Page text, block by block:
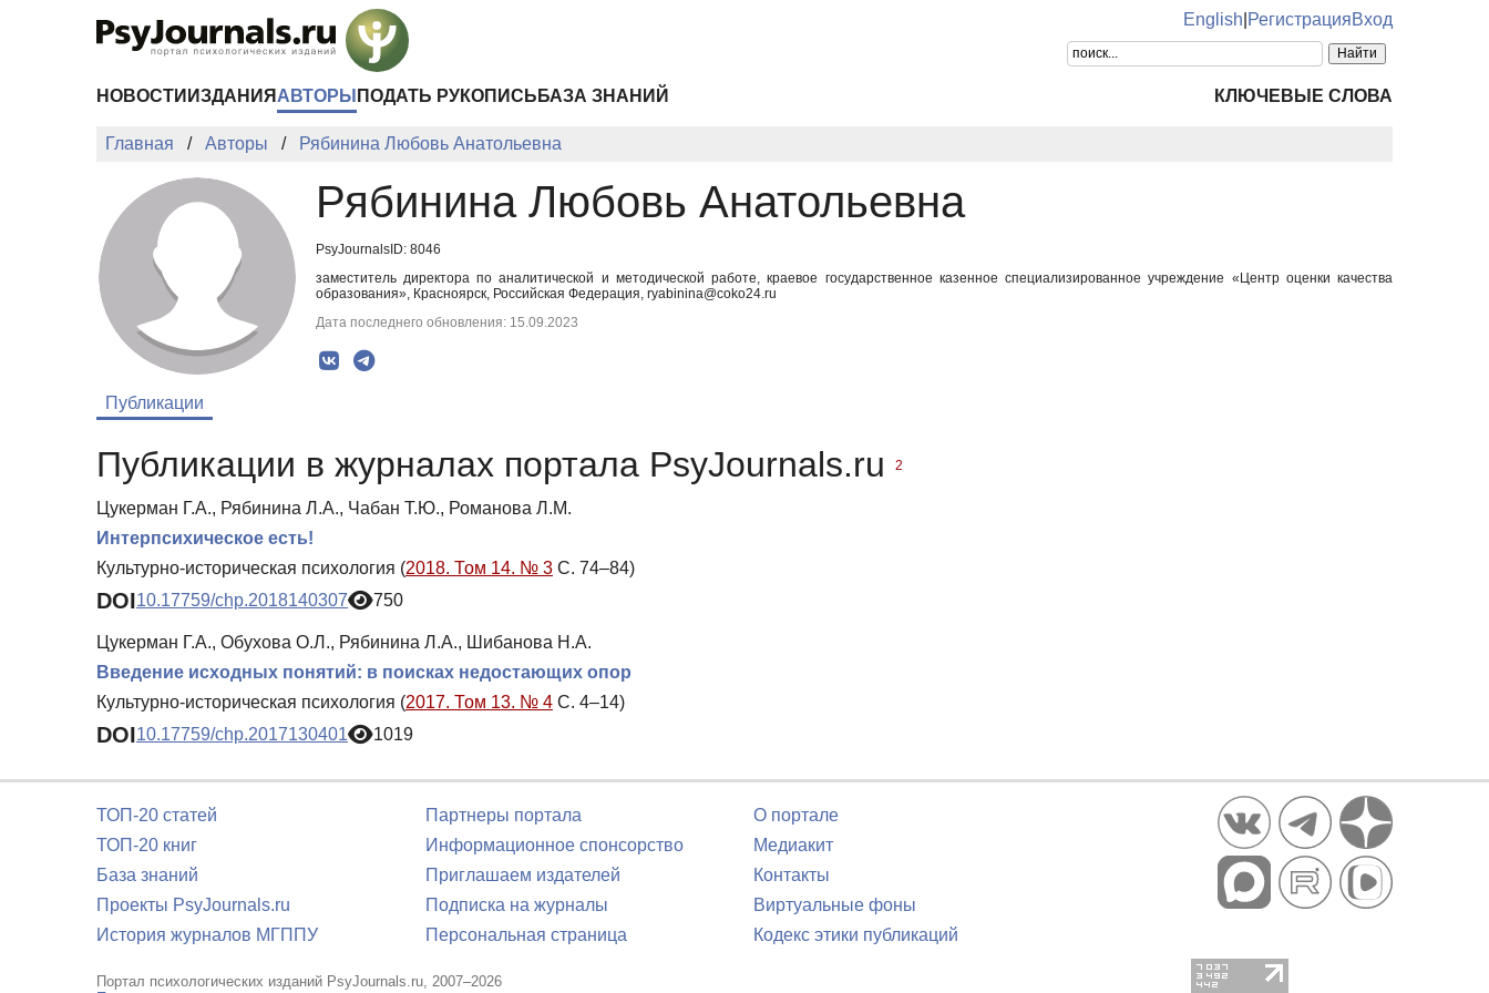
English РегистрацияВход
НОВОСТИ ИЗДАНИЯ АВТОРЫ ПОДАТЬ РУКОПИСЬ БАЗА ЗНАНИЙ КЛЮЧЕВЫЕ СЛОВА
Главная Авторы Рябинина Любовь Анатольевна
Рябинина Любовь Анатольевна
PsyJournalsID: 8046
заместитель директора по аналитической и методической работе, краевое государственное казенное специализированное учреждение «Центр оценки качества
образования», Красноярск, Российская Федерация, ryabinina@coko24.ru
Дата последнего обновления: 15.09.2023
Публикации
Публикации в журналах портала PsyJournals.ru 2
Цукерман Г.А., Рябинина Л.А., Чабан Т.Ю., Романова Л.М.
Интерпсихическое есть!
Культурно-историческая психология (2018. Том 14. № 3 С. 74–84)
DOI10.17759/chp.2018140307 750
Цукерман Г.А., Обухова О.Л., Рябинина Л.А., Шибанова Н.А.
Введение исходных понятий: в поисках недостающих опор
Культурно-историческая психология (2017. Том 13. № 4 С. 4–14)
DOI10.17759/chp.2017130401 1019
ТОП-20 статей
ТОП-20 книг
База знаний
Проекты PsyJournals.ru
История журналов МГППУ
Партнеры портала
Информационное спонсорство
Приглашаем издателей
Подписка на журналы
Персональная страница
О портале
Медиакит
Контакты
Виртуальные фоны
Кодекс этики публикаций
Портал психологических изданий PsyJournals.ru, 2007–2026